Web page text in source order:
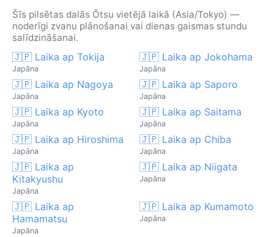
Šīs pilsētas dalās Ōtsu vietējā laikā (Asia/Tokyo) —
noderīgi zvanu plānošanai vai dienas gaismas stundu
salīdzināšanai.
🇯🇵 Laika ap Tokija
Japāna
🇯🇵 Laika ap Jokohama
Japāna
🇯🇵 Laika ap Nagoya
Japāna
🇯🇵 Laika ap Saporo
Japāna
🇯🇵 Laika ap Kyoto
Japāna
🇯🇵 Laika ap Saitama
Japāna
🇯🇵 Laika ap Hiroshima
Japāna
🇯🇵 Laika ap Chiba
Japāna
🇯🇵 Laika ap
Kitakyushu
Japāna
🇯🇵 Laika ap Niigata
Japāna
🇯🇵 Laika ap
Hamamatsu
Japāna
🇯🇵 Laika ap Kumamoto
Japāna